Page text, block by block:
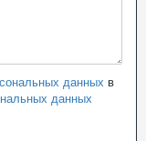
данных в
данных